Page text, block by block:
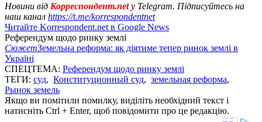
Новини від Корреспондент.netу Telegram. Підписуйтесь на
наш канал https://t.me/korrespondentnet
Читайте Korrespondent.net в Google News
Референдум щодо ринку землі
СюжетЗемельна реформа: як діятиме тепер ринок землі в
Україні
СПЕЦТЕМА: Референдум щодо ринку землі
ТЕГИ: суд, Конституционный суд, земельная реформа,
Рынок земель
Якщо ви помітили помилку, виділіть необхідний текст і
натисніть Ctrl + Enter, щоб повідомити про це редакцію.